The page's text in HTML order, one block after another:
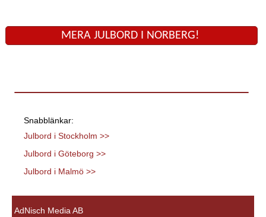
MERA JULBORD I NORBERG!
Snabblänkar:
Julbord i Stockholm >>
Julbord i Göteborg >>
Julbord i Malmö >>
AdNisch Media AB